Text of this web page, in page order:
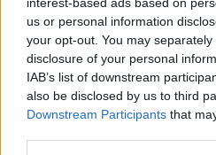
us or personal information
your opt-out. You may
disclosure of your personal
IAB’s list of downstream
also be disclosed by us to third
Downstream Participants that
Julianne Moore, te
pályafutása miatt is őt illeti
- Sajnos a se Wildot, se a
szóval a maradékból én
választanám. Cotillard is jó
hogy az a fos film
díjas. (Gaben)